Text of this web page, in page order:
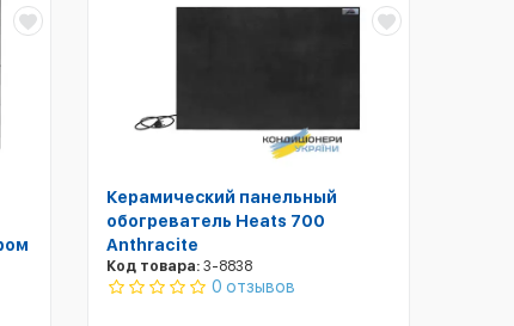
Керамический панельный
обогреватель Heats 700
Anthracite
Код товара:3-8838
0 отзывов